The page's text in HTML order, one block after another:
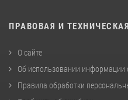
ПРАВОВАЯ И
О сайте
Об использовании информации
Правила обработки